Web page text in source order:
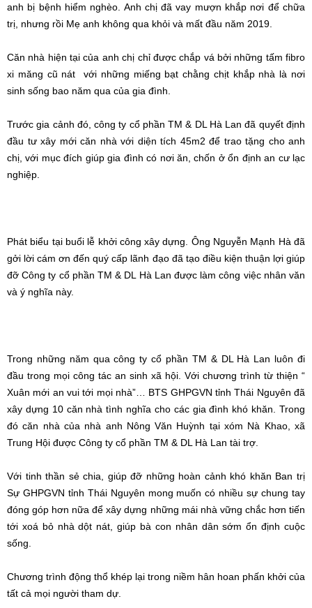
anh bị bệnh hiểm nghèo. Anh chị đã vay mượn khắp nơi để chữa
trị, nhưng rồi Mẹ anh không qua khỏi và mất đầu năm 2019.
Căn nhà hiện tại của anh chị chỉ được chắp vá bởi những tấm fibro
xi măng cũ nát
với những miếng bạt chằng chịt khắp nhà là nơi
sinh sống bao năm qua của gia đình.
Trước gia cảnh đó, công ty cổ phần TM & DL Hà Lan đã quyết định
đầu tư xây mới căn nhà với diện tích 45m2 để trao tặng cho anh
chị, với mục đích giúp gia đình có nơi ăn, chốn ở ổn định an cư lạc
nghiệp.
Phát biểu tại buổi lễ khởi công xây dựng. Ông Nguyễn Mạnh Hà đã
gởi lời cám ơn đến quý cấp lãnh đạo đã tạo điều kiện thuận lợi giúp
đỡ Công ty cổ phần TM & DL Hà Lan được làm công việc nhân văn
và ý nghĩa này.
Trong những năm qua công ty cổ phần TM & DL Hà Lan luôn đi
đầu trong mọi công tác an sinh xã hội. Với chương trình từ thiện “
Xuân mới an vui tới mọi nhà”… BTS GHPGVN tỉnh Thái Nguyên đã
xây dựng 10 căn nhà tình nghĩa cho các gia đình khó khăn. Trong
đó căn nhà của nhà anh Nông Văn Huỳnh tại xóm Nà Khao, xã
Trung Hội được Công ty cổ phần TM & DL Hà Lan tài trợ.
Với tinh thần sẻ chia, giúp đỡ những hoàn cảnh khó khăn Ban trị
Sự GHPGVN tỉnh Thái Nguyên mong muốn có nhiều sự chung tay
đóng góp hơn nữa để xây dựng những mái nhà vững chắc hơn tiến
tới xoá bỏ nhà dột nát, giúp bà con nhân dân sớm ổn định cuộc
sống.
Chương trình động thổ khép lại trong niềm hân hoan phấn khởi của
tất cả mọi người tham dự.